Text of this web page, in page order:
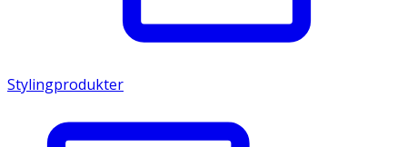
Stylingprodukter